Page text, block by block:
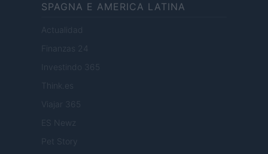
SPAGNA E AMERICA LATINA
Actualidad
Finanzas 24
Investindo 365
Think.es
Viajar 365
ES Newz
Pet Story